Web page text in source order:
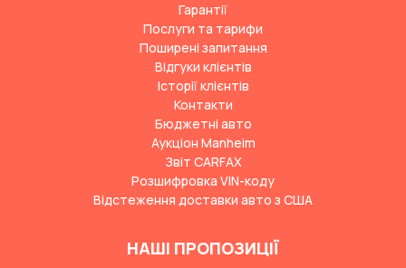
Гарантії
Послуги та тарифи
Поширені запитання
Відгуки клієнтів
Історії клієнтів
Контакти
Бюджетні авто
Аукціон Manheim
Звіт CARFAX
Розшифровка VIN-коду
Відстеження доставки авто з США
НАШІ ПРОПОЗИЦІЇ